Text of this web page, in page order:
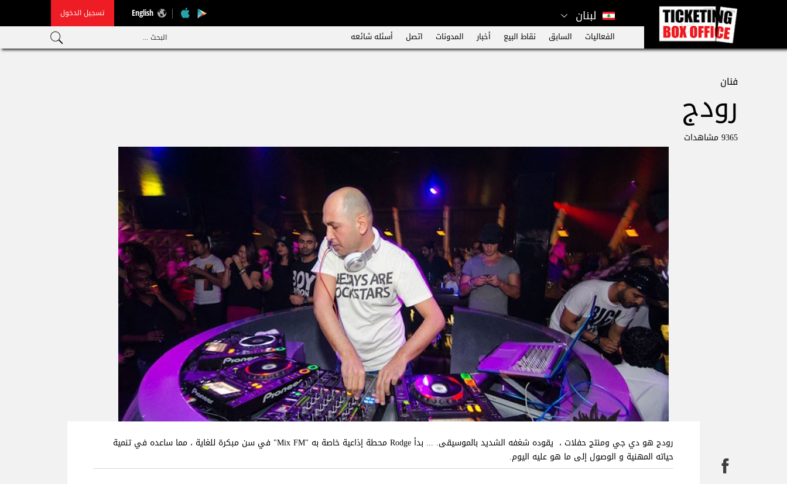
لبنان English تسجيل الدخول
الفعاليات السابق نقاط البيع أخبار المدونات اتصل أسئله شائعه البحث ...
فنان
رودج
9365 مشاهدات
رودج هو دي جي ومنتج حفلات ، يقوده شغفه الشديد بالموسيقى. ... بدأ Rodge محطة إذاعية خاصة به "Mix FM" في سن مبكرة للغاية ، مما ساعده في تنمية
حياته المهنية و الوصول إلى ما هو عليه اليوم.